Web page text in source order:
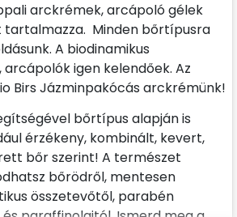
arckrémek, arcápoló gélek
tartalmazza. Minden bőrtípusra
A biodinamikus
igen kelendőek. Az
Birs Jázminpakócás arckrémünk!
bőrtípus alapján is
érzékeny, kombinált, kevert,
bőr szerint! A természet
bőrödről, mentesen
összetevőtől, parabén